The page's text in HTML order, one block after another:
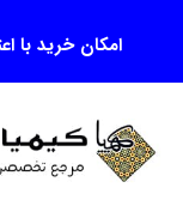
امکان خرید با